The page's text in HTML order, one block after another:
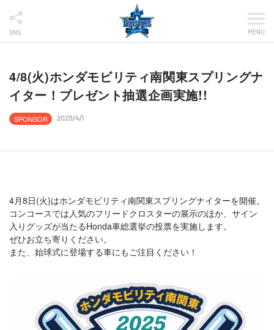
SNS MENU
4/8(火)ホンダモビリティ南関東スプリングナ
イター！プレゼント抽選企画実施!!
SPONSOR 2025/4/1
4月8日(火)はホンダモビリティ南関東スプリングナイターを開催。
コンコースでは人気のフリードクロスターの展示のほか、サイン
入りグッズが当たるHonda車総選挙の投票を実施します。
ぜひお立ち寄りください。
また、始球式に登場する車にもご注目ください！